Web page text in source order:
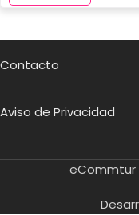
Contacto
Aviso de Privacidad
eCommtur